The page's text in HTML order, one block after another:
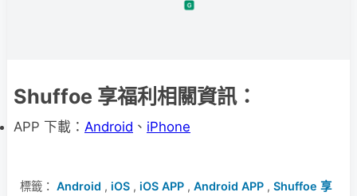
Shuffoe 享福利相關資訊：
APP 下載： Android 、 iPhone
標籤： Android , iOS , iOS APP , Android APP , Shuffoe 享